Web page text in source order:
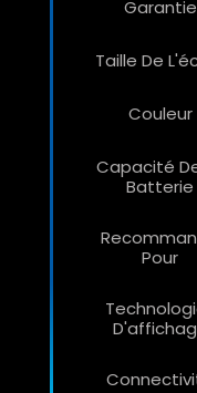
Garantie
Taille De
Couleur
Capacité
Batterie
Pour